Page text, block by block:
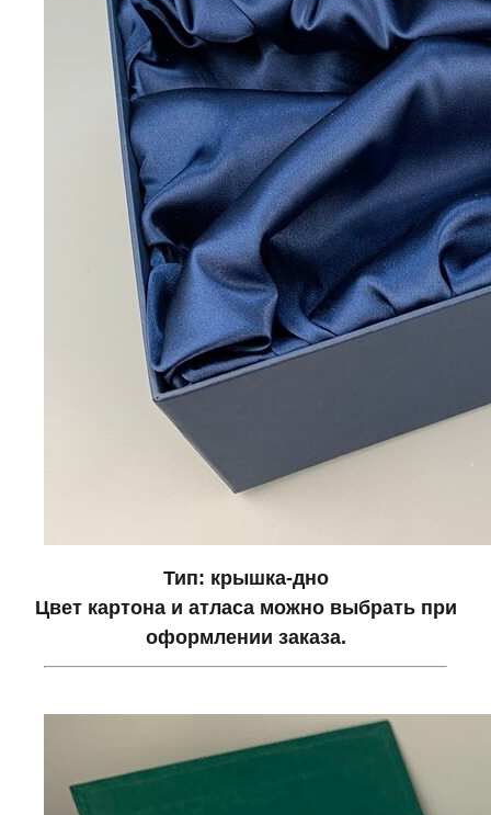
Тип: крышка-дно
Цвет картона и атласа можно выбрать при
оформлении заказа.